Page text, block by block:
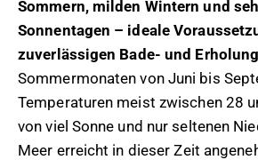
Sommern, milden Wintern und
Sonnentagen – ideale
zuverlässigen Bade- und
Sommermonaten von Juni bis
Temperaturen meist zwischen 28
von viel Sonne und nur seltenen
Meer erreicht in dieser Zeit